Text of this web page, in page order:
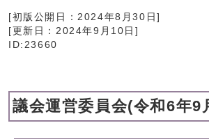
[初版公開日：2024年8月30日]
[更新日： 2024年9月10日 ]
ID:23660
議会運営委員会(令和6年9